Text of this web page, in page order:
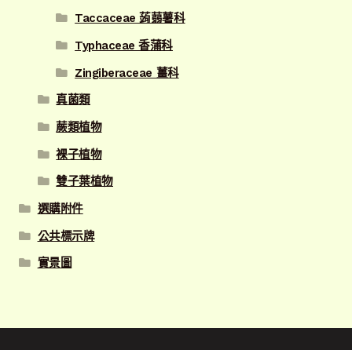
Taccaceae 蒟蒻薯科
Typhaceae 香蒲科
Zingiberaceae 薑科
真菌類
蕨類植物
裸子植物
雙子葉植物
選購附件
公共標示牌
實景圖